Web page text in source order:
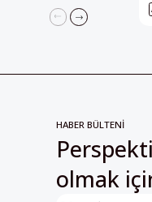
HABER BÜLTENİ
olmak